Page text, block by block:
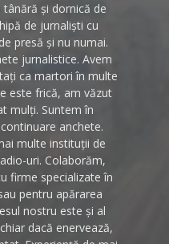
și dornică de
de jurnaliști cu
presă și nu numai.
jurnalistice. Avem
ca martori în multe
este frică, am văzut
mulți. Suntem în
anchete.
multe instituții de
uri. Colaborăm,
firme specializate în
pentru apărarea
nostru este și al
dacă enervează,